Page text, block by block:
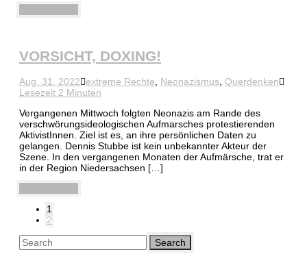
VORSICHT, DOXING!
Aug. 31, 2022 extreme Rechte, Neonazismus, Querdenken
Lesezeit 2 Minuten
Vergangenen Mittwoch folgten Neonazis am Rande des
verschwörungsideologischen Aufmarsches protestierenden
AktivistInnen. Ziel ist es, an ihre persönlichen Daten zu
gelangen. Dennis Stubbe ist kein unbekannter Akteur der
Szene. In den vergangenen Monaten der Aufmärsche, trat er
in der Region Niedersachsen […]
1
2